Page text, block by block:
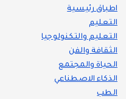
اطباق رئيسية
التعليم
التعليم والتكنولوجيا
الثقافة والفن
الحياة والمجتمع
الذكاء الاصطناعي
الطب